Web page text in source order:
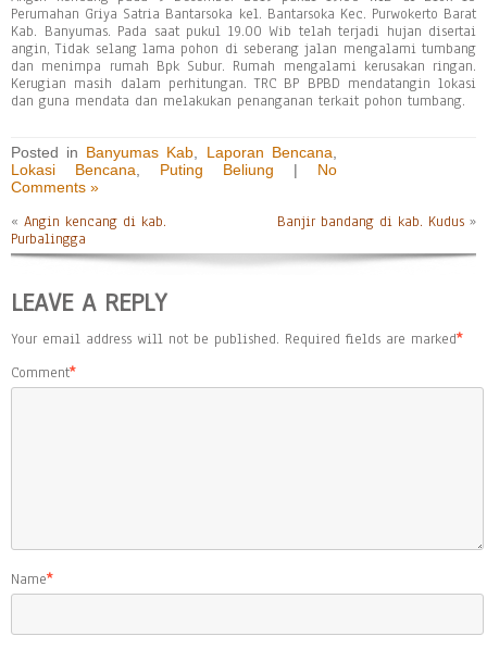
Perumahan Griya Satria Bantarsoka kel. Bantarsoka Kec. Purwokerto Barat
Kab. Banyumas. Pada saat pukul 19.00 Wib telah terjadi hujan disertai
angin, Tidak selang lama pohon di seberang jalan mengalami tumbang
dan menimpa rumah Bpk Subur. Rumah mengalami kerusakan ringan.
Kerugian masih dalam perhitungan. TRC BP BPBD mendatangin lokasi
dan guna mendata dan melakukan penanganan terkait pohon tumbang.
Posted in Banyumas Kab Laporan Bencana
Lokasi Bencana
Puting Beliung | No
Comments »
« Angin kencang di kab.
Purbalingga
Banjir bandang di kab. Kudus »
LEAVE A REPLY
Your email address will not be published. Required fields are marked*
Comment*
Name*